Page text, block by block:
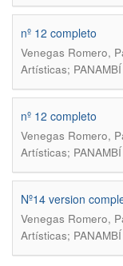
nº 12 completo
Venegas Romero,
Artísticas;
nº 12 completo
Venegas Romero,
Artísticas;
Nº14 version
Venegas Romero,
Artísticas;